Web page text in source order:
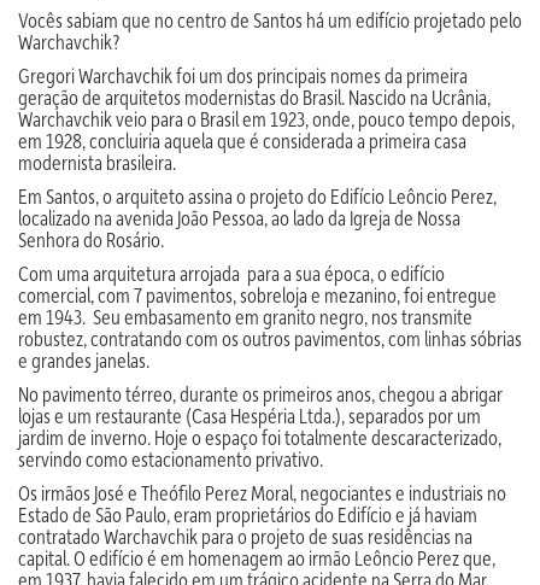
Vocês sabiam que no centro de Santos há um edifício projetado pelo
Warchavchik?
Gregori Warchavchik foi um dos principais nomes da primeira
geração de arquitetos modernistas do Brasil. Nascido na Ucrânia,
Warchavchik veio para o Brasil em 1923, onde, pouco tempo depois,
em 1928, concluiria aquela que é considerada a primeira casa
modernista brasileira.
Em Santos, o arquiteto assina o projeto do Edifício Leôncio Perez,
localizado na avenida João Pessoa, ao lado da Igreja de Nossa
Senhora do Rosário.
Com uma arquitetura arrojada para a sua época, o edifício
comercial, com 7 pavimentos, sobreloja e mezanino, foi entregue
em 1943. Seu embasamento em granito negro, nos transmite
robustez, contratando com os outros pavimentos, com linhas sóbrias
e grandes janelas.
No pavimento térreo, durante os primeiros anos, chegou a abrigar
lojas e um restaurante (Casa Hespéria Ltda.), separados por um
jardim de inverno. Hoje o espaço foi totalmente descaracterizado,
servindo como estacionamento privativo.
Os irmãos José e Theófilo Perez Moral, negociantes e industriais no
Estado de São Paulo, eram proprietários do Edifício e já haviam
contratado Warchavchik para o projeto de suas residências na
capital. O edifício é em homenagem ao irmão Leôncio Perez que,
em 1937, havia falecido em um trágico acidente na Serra do Mar,